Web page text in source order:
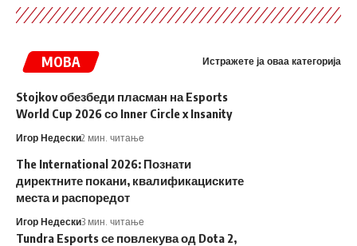
MOBA Истражете ја оваа категорија
Stojkov обезбеди пласман на Esports
World Cup 2026 со Inner Circle x Insanity
Игор Недески2 мин. читање
The International 2026: Познати
директните покани, квалификациските
места и распоредот
Игор Недески3 мин. читање
Tundra Esports се повлекува од Dota 2,